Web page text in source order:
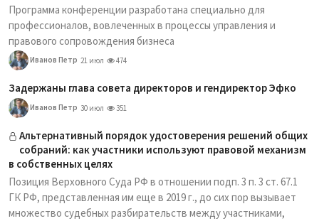
Программа конференции разработана специально для
профессионалов, вовлеченных в процессы управления и
правового сопровождения бизнеса
Иванов Петр 21 июл 474
Задержаны глава совета директоров и гендиректор Эфко
Иванов Петр 30 июл 351
Альтернативный порядок удостоверения решений общих
собраний: как участники используют правовой механизм
в собственных целях
Позиция Верховного Суда РФ в отношении подп. 3 п. 3 ст. 67.1
ГК РФ, представленная им еще в 2019 г., до сих пор вызывает
множество судебных разбирательств между участниками,